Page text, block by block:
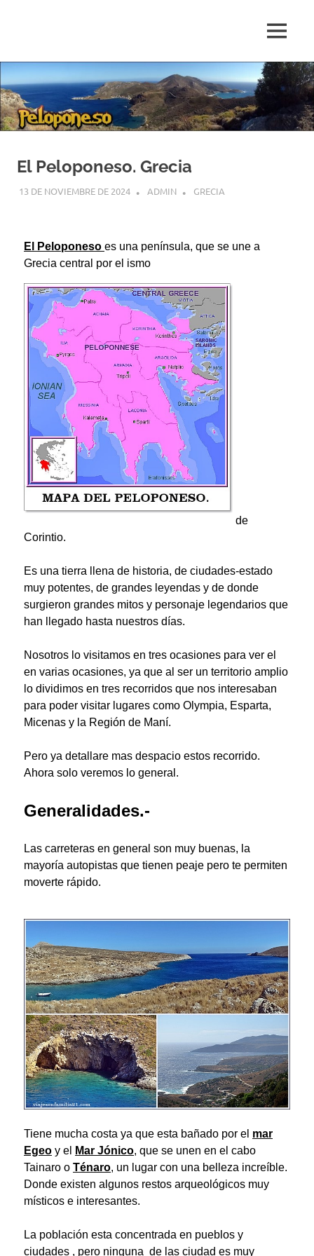
de
relatos
de
viajes
personales
El Peloponeso. Grecia
13 DE NOVIEMBRE DE 2024 ADMIN GRECIA
El Peloponeso es una península, que se une a
Grecia central por el ismo
de
Corintio.
Es una tierra llena de historia, de ciudades-estado
muy potentes, de grandes leyendas y de donde
surgieron grandes mitos y personaje legendarios que
han llegado hasta nuestros días.
Nosotros lo visitamos en tres ocasiones para ver el
en varias ocasiones, ya que al ser un territorio amplio
lo dividimos en tres recorridos que nos interesaban
para poder visitar lugares como Olympia, Esparta,
Micenas y la Región de Maní.
Pero ya detallare mas despacio estos recorrido.
Ahora solo veremos lo general.
Generalidades.-
Las carreteras en general son muy buenas, la
mayoría autopistas que tienen peaje pero te permiten
moverte rápido.
Tiene mucha costa ya que esta bañado por el mar
Egeo y el Mar Jónico, que se unen en el cabo
Tainaro o Ténaro, un lugar con una belleza increíble.
Donde existen algunos restos arqueológicos muy
místicos e interesantes.
La población esta concentrada en pueblos y
ciudades , pero ninguna de las ciudad es muy